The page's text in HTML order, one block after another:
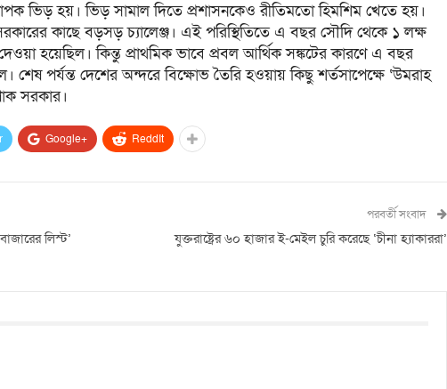
ভিড় হয়। ভিড় সামাল দিতে প্রশাসনকেও রীতিমতো হিমশিম খেতে হয়।
কাছে বড়সড় চ্যালেঞ্জ। এই পরিস্থিতিতে এ বছর সৌদি থেকে ১ লক্ষ
হয়েছিল। কিন্তু প্রাথমিক ভাবে প্রবল আর্থিক সঙ্কটের কারণে এ বছর
শেষ পর্যন্ত দেশের অন্দরে বিক্ষোভ তৈরি হওয়ায় কিছু শর্তসাপেক্ষে ‘উমরাহ
সরকার।
Google+ ReddIt
লিস্ট’
পরবর্তী সংবাদ
যুক্তরাষ্ট্রের ৬০ হাজার ই-মেইল চুরি করেছে ‘চীনা হ্যাকাররা’